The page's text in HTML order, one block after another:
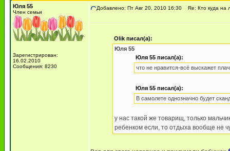
Юля 55
Член семьи
Зарегистрирован:
16.02.2010
Сообщения: 8230
Добавлено: Пт Авг 20, 2010 16:30 Re: Кто куда на
Olik писал(а):
Юля 55
Юля 55 писал(а):
что не нравится-всё выскажет
Юля 55 писал(а):
В самолете однозначно будет
у нас такой же товарищ, только
ребенком если, то отдыха вообще не